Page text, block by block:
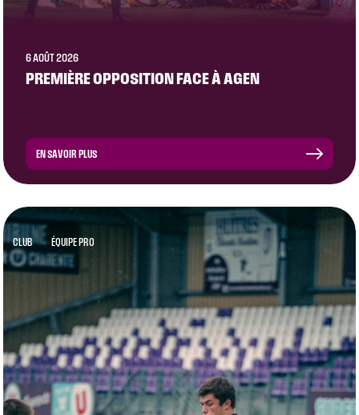
6 AOÛT 2026
PREMIÈRE OPPOSITION FACE À AGEN
EN SAVOIR PLUS
CLUB ÉQUIPE PRO